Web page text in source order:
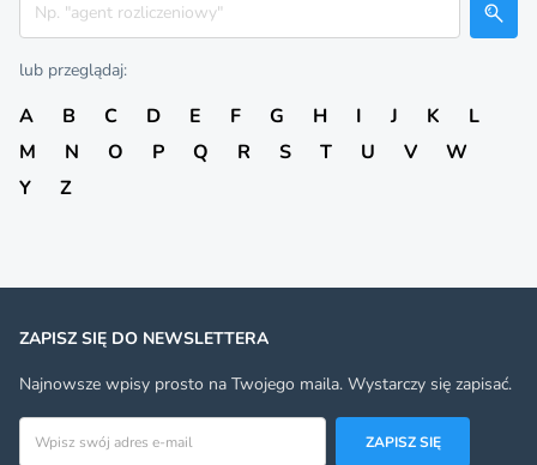
lub przeglądaj:
A B C D E F G H I J K
L
M
N O P Q R S T U V
W
Y
Z
ZAPISZ SIĘ DO NEWSLETTERA
Najnowsze wpisy prosto na Twojego maila. Wystarczy się zapisać.
Adres email
ZAPISZ SIĘ